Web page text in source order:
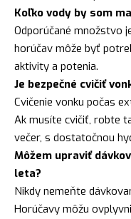
Koľko vody by som
Odporúčané množstvo
horúčav môže byť
aktivity a potenia.
Je bezpečné cvičiť
Cvičenie vonku počas
Ak musíte cvičiť, robte
večer, s dostatočnou
Môžem upraviť
leta?
Nikdy nemeňte
Horúčavy môžu